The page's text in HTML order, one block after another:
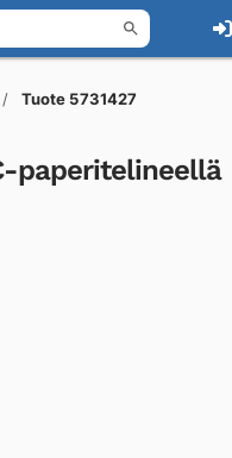
Tuote 5731427
paperitelineellä